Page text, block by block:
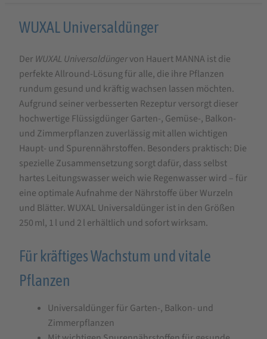
Produktbeschreibung
WUXAL
Universaldünger
WUXAL Universaldünger
Der WUXAL Universaldüngervon Hauert MANNA ist die
perfekte Allround-Lösung für alle, die ihre Pflanzen
rundum gesund und kräftig wachsen lassen möchten.
Aufgrund seiner verbesserten Rezeptur versorgt dieser
hochwertige Flüssigdünger Garten-, Gemüse-, Balkon-
und Zimmerpflanzen zuverlässig mit allen wichtigen
Haupt- und Spurennährstoffen. Besonders praktisch: Die
spezielle Zusammensetzung sorgt dafür, dass selbst
hartes Leitungswasser weich wie Regenwasser wird – für
eine optimale Aufnahme der Nährstoffe über Wurzeln
und Blätter. WUXAL Universaldünger ist in den Größen
250 ml, 1 l und 2 l erhältlich und sofort wirksam.
Für kräftiges Wachstum und vitale
Pflanzen
Universaldünger für Garten-, Balkon- und
Zimmerpflanzen